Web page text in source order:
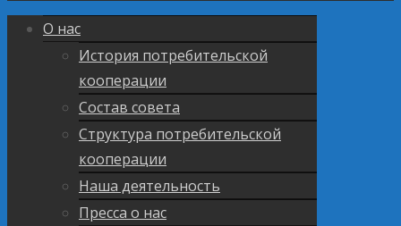
О нас
История потребительской
кооперации
Состав совета
Структура потребительской
кооперации
Наша деятельность
Пресса о нас